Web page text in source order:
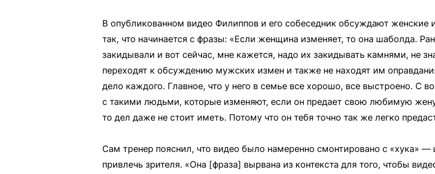
В опубликованном видео Филиппов и его собеседник обсуждают женские
так, что начинается с фразы: «Если женщина изменяет, то она шаболда.
закидывали и вот сейчас, мне кажется, надо их закидывать камнями, не
переходят к обсуждению мужских измен и также не находят им
дело каждого. Главное, что у него в семье все хорошо, все выстроено. С
с такими людьми, которые изменяют, если он предает свою любимую
то дел даже не стоит иметь. Потому что он тебя точно так же легко
Сам тренер пояснил, что видео было намеренно смонтировано с «хука»
привлечь зрителя. «Она [фраза] вырвана из контекста для того, чтобы